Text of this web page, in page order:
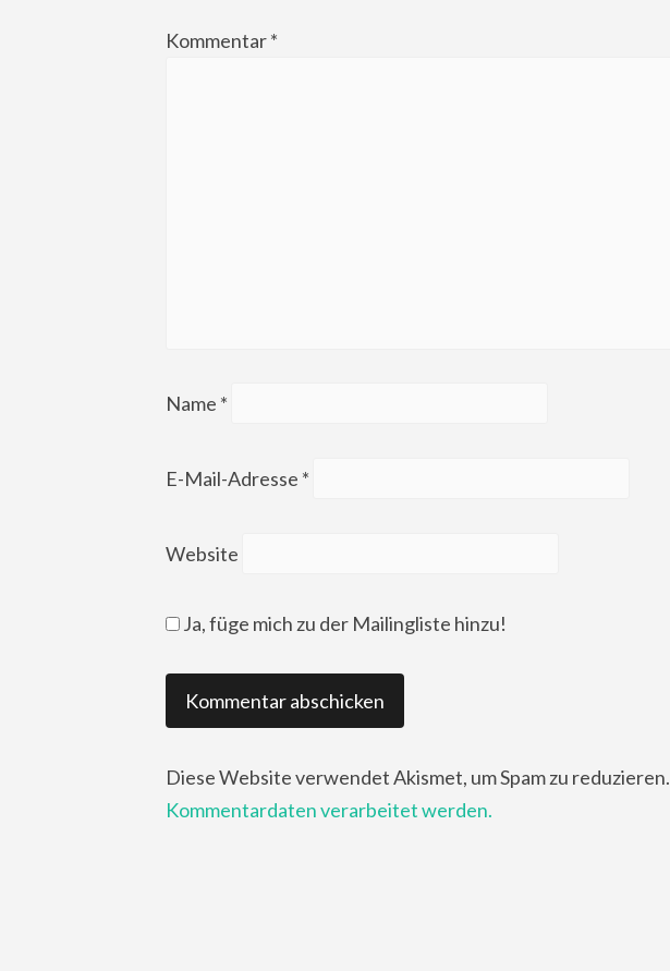
Kommentar*
Name *
E-Mail-Adresse *
Website
Ja, füge mich zu der Mailingliste hinzu!
Diese Website verwendet Akismet, um Spam zu reduzieren.
Kommentardaten verarbeitet werden.